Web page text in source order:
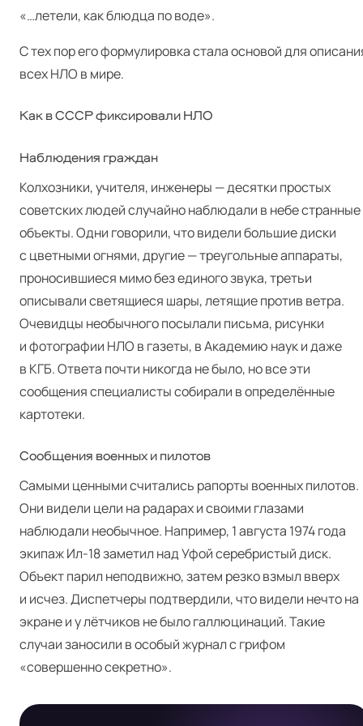
«…летели, как блюдца по воде».
С тех пор его формулировка стала основой для
всех НЛО в мире.
Как в СССР фиксировали НЛО
Наблюдения граждан
Колхозники, учителя, инженеры — десятки простых
советских людей случайно наблюдали в небе странные
объекты. Одни говорили, что видели большие диски
с цветными огнями, другие — треугольные аппараты,
проносившиеся мимо без единого звука, третьи
описывали светящиеся шары, летящие против ветра.
Очевидцы необычного посылали письма, рисунки
и фотографии НЛО в газеты, в Академию наук и даже
в КГБ. Ответа почти никогда не было, но все эти
сообщения специалисты собирали в определённые
картотеки.
Сообщения военных и пилотов
Самыми ценными считались рапорты военных пилотов.
Они видели цели на радарах и своими глазами
наблюдали необычное. Например, 1 августа 1974 года
экипаж Ил-18 заметил над Уфой серебристый диск.
Объект парил неподвижно, затем резко взмыл вверх
и исчез. Диспетчеры подтвердили, что видели нечто на
экране и у лётчиков не было галлюцинаций. Такие
случаи заносили в особый журнал с грифом
«совершенно секретно».